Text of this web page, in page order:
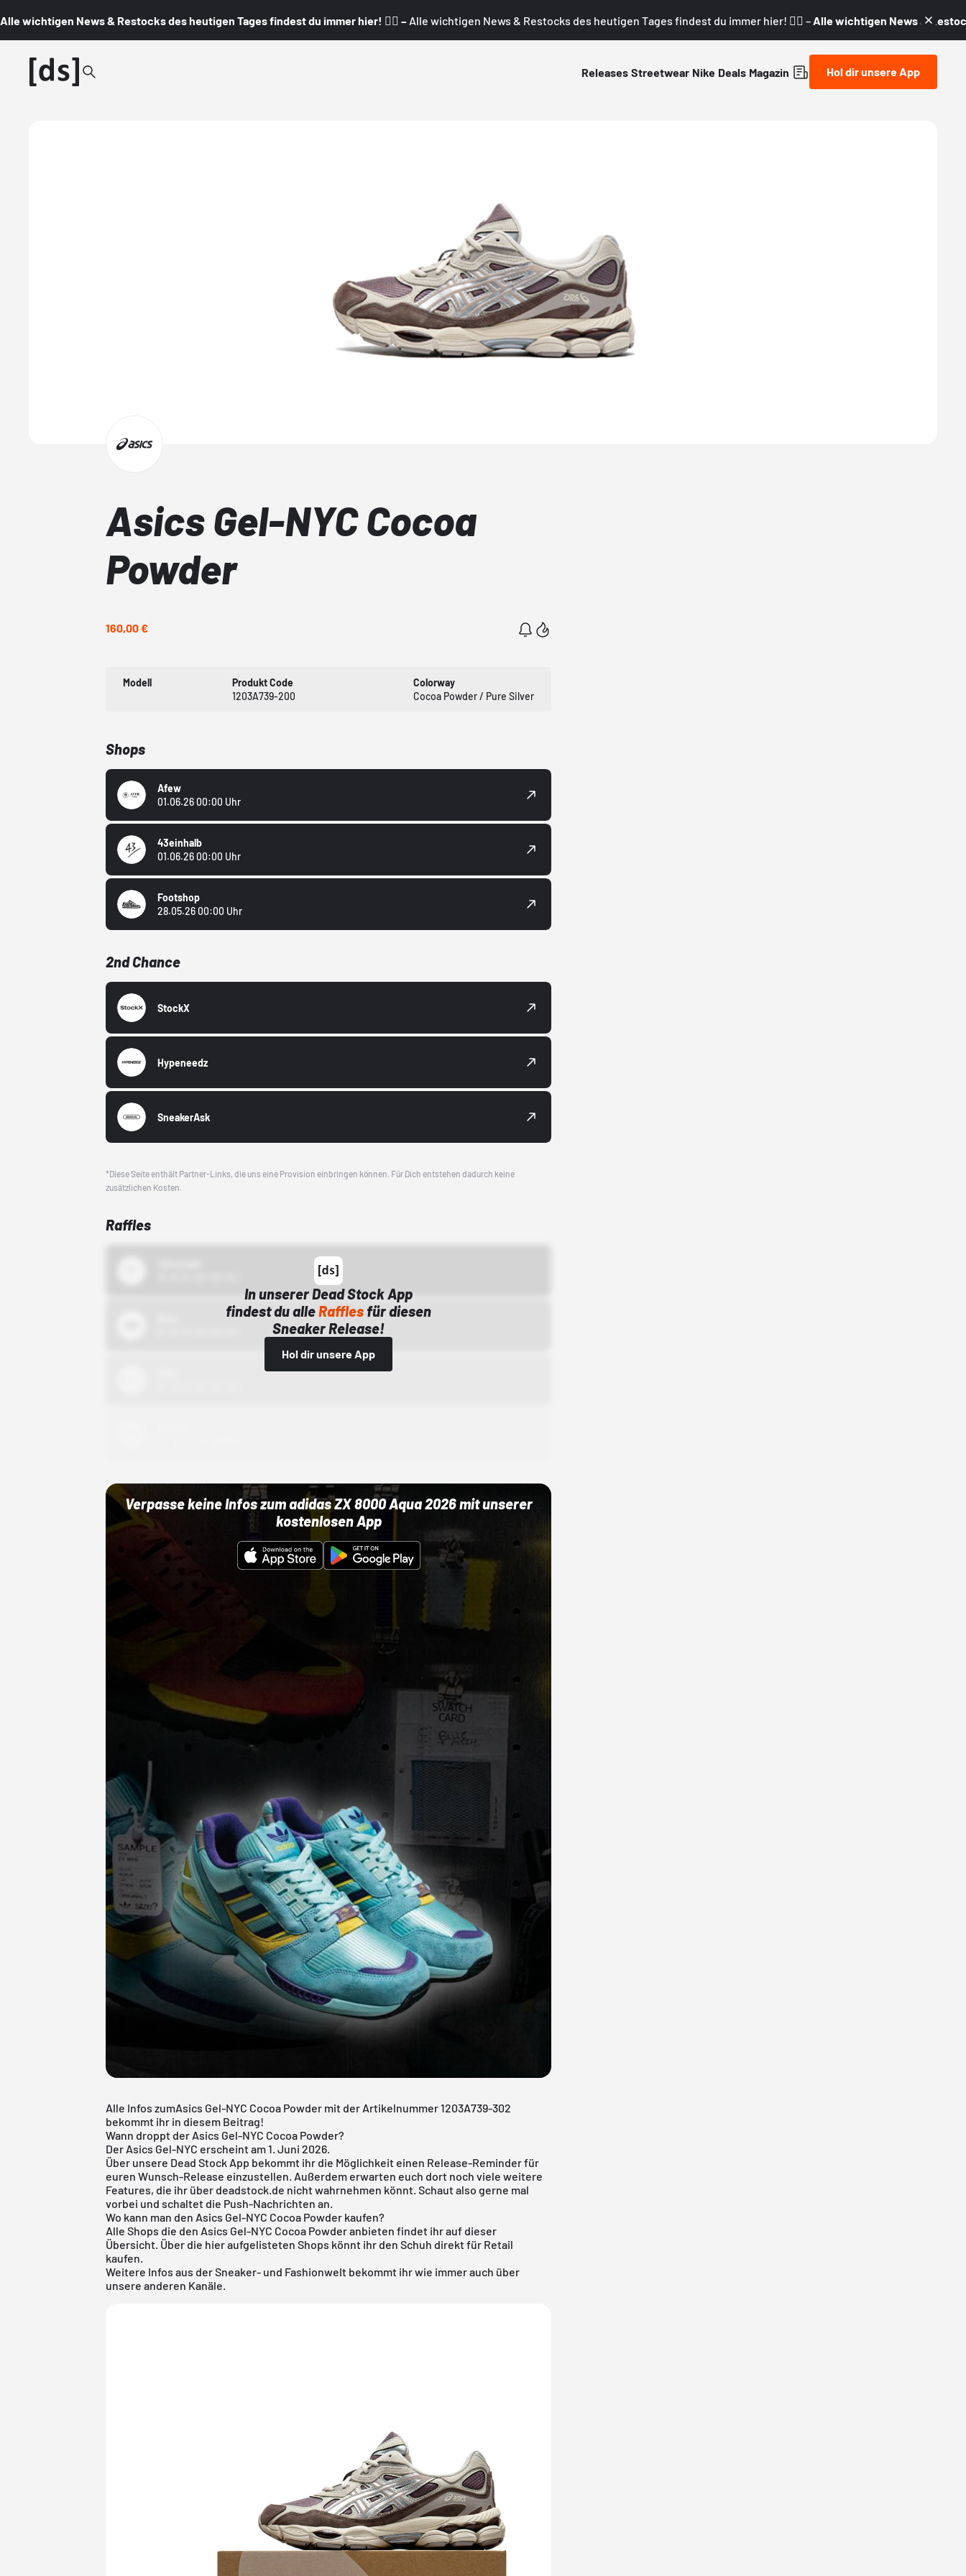
Alle wichtigen News & Restocks des heutigen Tages findest du immer hier! 👇🏼 – Alle wichtigen News & Restocks des heutigen Tages findest du immer hier! 👇🏼 – Alle wichtigen News &
Releases Streetwear Nike Deals Magazin Hol dir unsere App
Asics Gel-NYC Cocoa
Powder
160,00 €
Modell
Produkt Code
1203A739-200
Colorway
Cocoa Powder / Pure Silver
Shops
Afew
01.06.26 00:00 Uhr
43einhalb
01.06.26 00:00 Uhr
Footshop
28.05.26 00:00 Uhr
2nd Chance
StockX
Hypeneedz
SneakerAsk
*Diese Seite enthält Partner-Links, die uns eine Provision einbringen können. Für Dich entstehen dadurch keine
zusätzlichen Kosten.
Raffles
In unserer Dead Stock App
findest du alleRaffles für diesen
Sneaker Release!
Hol dir unsere App
Verpasse keine Infos zum adidas ZX 8000 Aqua 2026 mit unserer
kostenlosen App
Alle Infos zumAsics Gel-NYC Cocoa Powder mit der Artikelnummer 1203A739-302
bekommt ihr in diesem Beitrag!
Wann droppt der Asics Gel-NYC Cocoa Powder?
Der Asics Gel-NYC erscheint am 1. Juni 2026.
Über unsere Dead Stock App bekommt ihr die Möglichkeit einen Release-Reminder für
euren Wunsch-Release einzustellen. Außerdem erwarten euch dort noch viele weitere
Features, die ihr über deadstock.de nicht wahrnehmen könnt. Schaut also gerne mal
vorbei und schaltet die Push-Nachrichten an.
Wo kann man den Asics Gel-NYC Cocoa Powder kaufen?
Alle Shops die den Asics Gel-NYC Cocoa Powder anbieten findet ihr auf dieser
Übersicht. Über die hier aufgelisteten Shops könnt ihr den Schuh direkt für Retail
kaufen.
Weitere Infos aus derSneaker- und Fashionwelt bekommt ihr wie immer auch über
unsere anderen Kanäle.